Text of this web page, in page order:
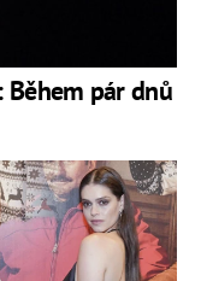
Během pár dnů